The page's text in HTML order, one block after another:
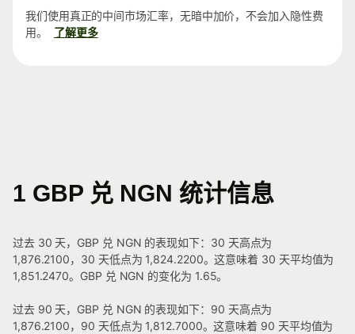
我们使用真正的中间市场汇率，无暗中加价，不会加入隐性费
用。
了解更多
1 GBP 兑 NGN 统计信息
过去 30 天，GBP 兑 NGN 的表现如下：30 天高点为
1,876.2100，30 天低点为 1,824.2200。这意味着 30 天平均值为
1,851.2470。GBP 兑 NGN 的变化为 1.65。
过去 90 天，GBP 兑 NGN 的表现如下：90 天高点为
1,876.2100，90 天低点为 1,812.7000。这意味着 90 天平均值为